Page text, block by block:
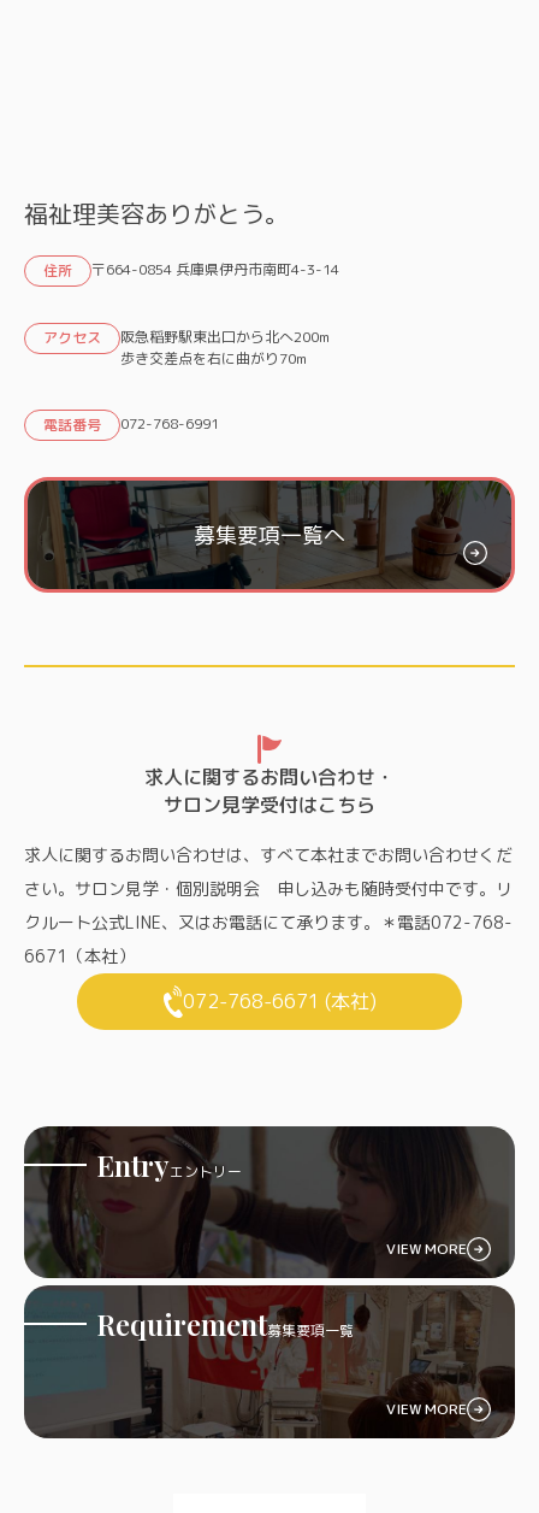
福祉理美容ありがとう。
住所 〒664-0854 兵庫県伊丹市南町4-3-14
アクセス
阪急稲野駅東出口から北へ200m
歩き交差点を右に曲がり70m
電話番号 072-768-6991
募集要項一覧へ
求人に関するお問い合わせ・
サロン見学受付はこちら
求人に関するお問い合わせは、すべて本社までお問い合わせくだ
さい。サロン見学・個別説明会 申し込みも随時受付中です。リ
クルート公式LINE、又はお電話にて承ります。＊電話072-768-
6671（本社）
072-768-6671 (本社)
Entryエントリー
VIEW MORE
Requirement募集要項一覧
VIEW MORE